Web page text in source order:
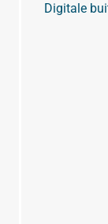
Digitale